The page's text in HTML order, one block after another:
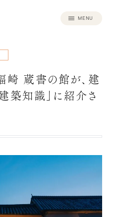
MENU
蔵書の館が、建
築知識」に紹介さ